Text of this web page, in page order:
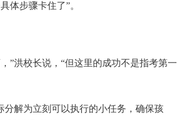
体步骤卡住了”。
”洪校长说，“但这里的成功不是指考第一
分解为立刻可以执行的小任务，确保孩